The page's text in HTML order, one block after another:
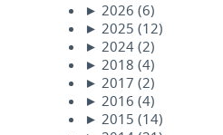
► 2026 (6)
► 2025 (12)
► 2024 (2)
► 2018 (4)
► 2017 (2)
► 2016 (4)
► 2015 (14)